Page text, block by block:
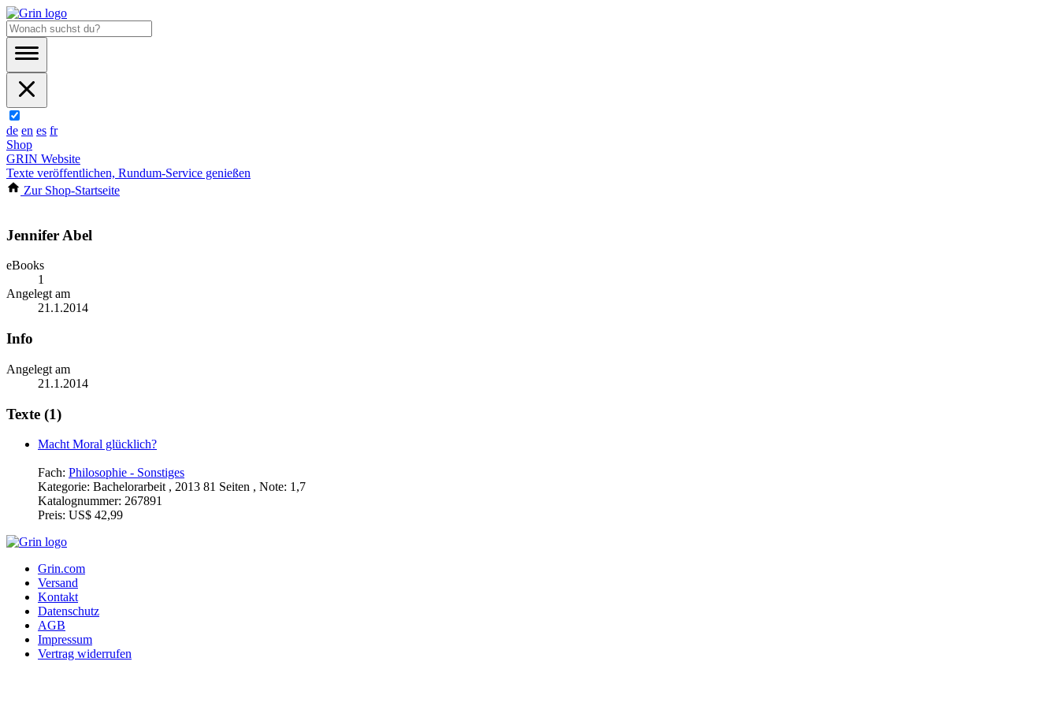
de en es fr
Shop
GRIN Website
Texte veröffentlichen, Rundum-Service genießen
Zur Shop-Startseite
Jennifer Abel
eBooks
1
Angelegt am
21.1.2014
Info
Angelegt am
21.1.2014
Texte (1)
Macht Moral glücklich?
Fach: Philosophie - Sonstiges
Kategorie: Bachelorarbeit , 2013 81 Seiten , Note: 1,7
Katalognummer: 267891
Preis: US$ 42,99
Grin.com
Versand
Kontakt
Datenschutz
AGB
Impressum
Vertrag widerrufen